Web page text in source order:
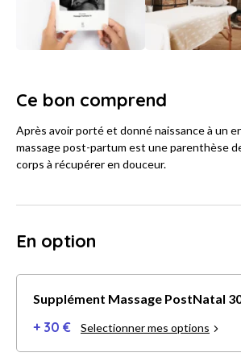
Ce bon comprend
Après avoir porté et donné naissance à un
massage post-partum est une parenthèse
corps à récupérer en douceur.
En option
Supplément Massage PostNatal
+ 30 € Selectionner mes options